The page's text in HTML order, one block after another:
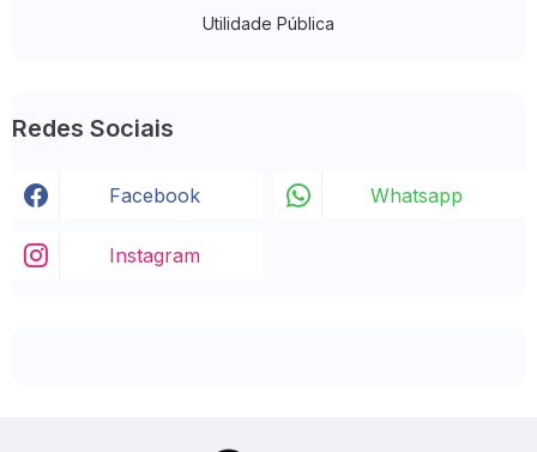
Utilidade Pública
Redes Sociais
Facebook Whatsapp
Instagram